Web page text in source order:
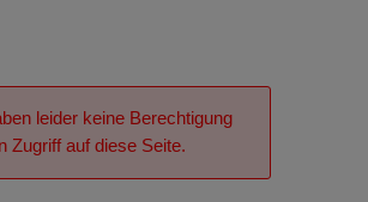
leider keine Berechtigung
Zugriff auf diese Seite.